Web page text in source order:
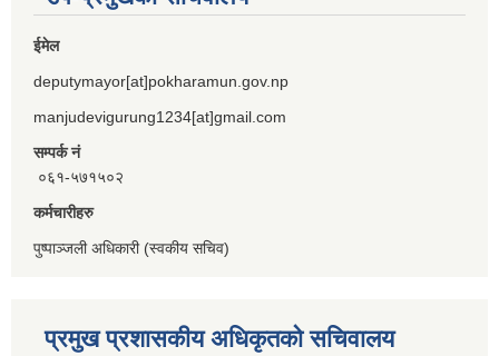
ईमेल
deputymayor[at]pokharamun.gov.np
manjudevigurung1234[at]gmail.com
सम्पर्क नं
०६१-५७१५०२
कर्मचारीहरु
पुष्पाञ्जली अधिकारी (स्वकीय सचिव)
प्रमुख प्रशासकीय अधिकृतको सचिवालय